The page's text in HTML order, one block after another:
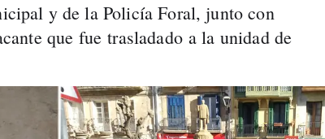
y de la Policía Foral, junto con
que fue trasladado a la unidad de